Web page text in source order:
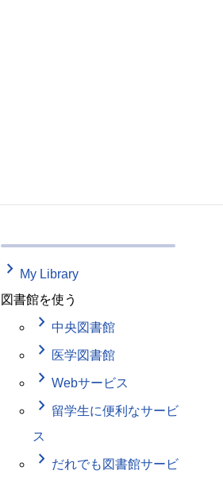
keyboard_arrow_right My Library
図書館を使う
keyboard_arrow_right 中央図書館
keyboard_arrow_right 医学図書館
keyboard_arrow_right Webサービス
keyboard_arrow_right 留学生に便利なサービ
ス
keyboard_arrow_right だれでも図書館サービ